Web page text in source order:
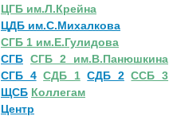
ЦГБ им.Л.Крейна
ЦДБ им.С.Михалкова
СГБ 1 им.Е.Гулидова
СГБ СГБ 2 им.В.Панюшкина
СГБ 4 СДБ 1 СДБ 2 ССБ 3
ЩСБ Коллегам
Центр